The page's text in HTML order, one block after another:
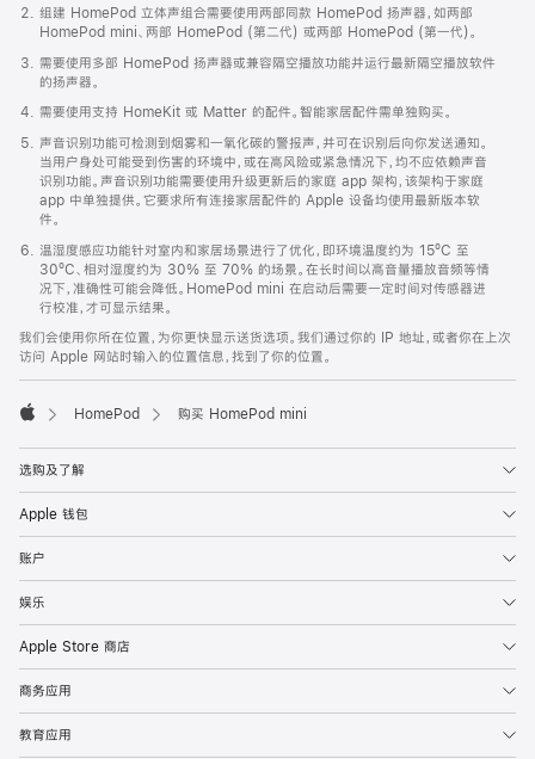
打
开)
组建 HomePod 立体声组合需要使用两部同款 HomePod 扬声器，如两部
HomePod mini、两部 HomePod (第二代) 或两部 HomePod (第一代)。
需要使用多部 HomePod 扬声器或兼容隔空播放功能并运行最新隔空播放软件
的扬声器。
需要使用支持 HomeKit 或 Matter 的配件。智能家居配件需单独购买。
声音识别功能可检测到烟雾和一氧化碳的警报声，并可在识别后向你发送通知。
当用户身处可能受到伤害的环境中，或在高风险或紧急情况下，均不应依赖声音
识别功能。声音识别功能需要使用升级更新后的家庭 app 架构，该架构于家庭
app 中单独提供。它要求所有连接家居配件的 Apple 设备均使用最新版本软
件。
温湿度感应功能针对室内和家居场景进行了优化，即环境温度约为 15ºC 至
30ºC、相对湿度约为 30% 至 70% 的场景。在长时间以高音量播放音频等情
况下，准确性可能会降低。HomePod mini 在启动后需要一定时间对传感器进
行校准，才可显示结果。
我们会使用你所在位置，为你更快显示送货选项。我们通过你的 IP 地址，或者你在上次
访问 Apple 网站时输入的位置信息，找到了你的位置。
HomePod 购买 HomePod mini
选购及了解
Apple 钱包
账户
娱乐
Apple Store 商店
商务应用
教育应用